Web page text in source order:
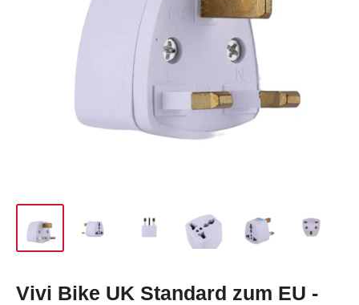
Vivi Bike UK Standard zum EU -